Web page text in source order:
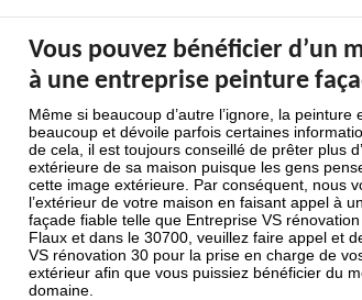
Vous pouvez bénéficier d’un
à une entreprise peinture
Même si beaucoup d’autre l’ignore, la peinture
beaucoup et dévoile parfois certaines
de cela, il est toujours conseillé de prêter plus
extérieure de sa maison puisque les gens
cette image extérieure. Par conséquent, nous
l’extérieur de votre maison en faisant appel à
façade fiable telle que Entreprise VS
Flaux et dans le 30700, veuillez faire appel et
VS rénovation 30 pour la prise en charge de
extérieur afin que vous puissiez bénéficier du
domaine.